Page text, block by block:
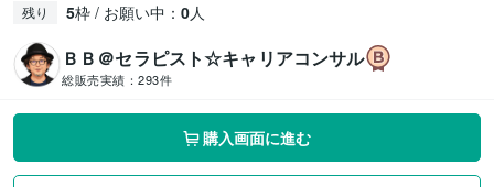
残り 5枠 / お願い中： 0人
ＢＢ＠セラピスト☆キャリアコンサル
総販売実績： 293件
購入画面に進む